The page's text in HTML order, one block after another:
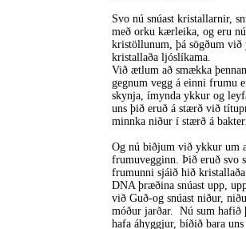
Svo nú snúast kristallarnir,
með orku kærleika, og eru
kristöllunum, þá sögðum
kristallaða ljóslíkama.
Við ætlum að smækka
gegnum vegg á einni frumu
skynja, ímynda ykkur og
uns þið eruð á stærð við
minnka niður í stærð á
Og nú biðjum við ykkur um
frumuvegginn. Þið eruð svo
frumunni sjáið hið
DNA þræðina snúast upp,
við Guð-og snúast niður,
móður jarðar. Nú sum
hafa áhyggjur, bíðið bara